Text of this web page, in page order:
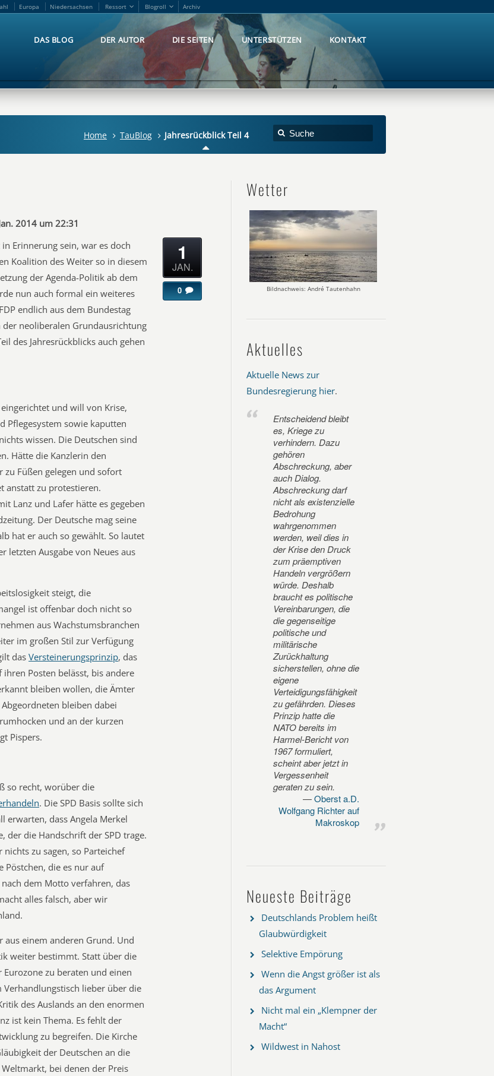
Europa Niedersachsen Ressort Blogroll Archiv
DAS BLOG DER AUTOR DIE SEITEN UNTERSTÜTZEN KONTAKT
Home TauBlog Jahresrückblick Teil 4
2014 um 22:31
Erinnerung sein, war es doch
des Weiter so in diesem
der Agenda-Politik ab dem
nun auch formal ein weiteres
endlich aus dem Bundestag
neoliberalen Grundausrichtung
des Jahresrückblicks auch gehen
und will von Krise,
Pflegesystem sowie kaputten
wissen. Die Deutschen sind
Hätte die Kanzlerin den
zu Füßen gelegen und sofort
anstatt zu protestieren.
Lanz und Lafer hätte es gegeben
Der Deutsche mag seine
hat er auch so gewählt. So lautet
letzten Ausgabe von Neues aus
steigt, die
ist offenbar doch nicht so
aus Wachstumsbranchen
im großen Stil zur Verfügung
dasVersteinerungsprinzip, das
Posten belässt, bis andere
bleiben wollen, die Ämter
bleiben dabei
und an der kurzen
Pispers.
so recht, worüber die
. Die SPD Basis sollte sich
erwarten, dass Angela Merkel
der die Handschrift der SPD trage.
nichts zu sagen, so Parteichef
Pöstchen, die es nur auf
dem Motto verfahren, das
alles falsch, aber wir
aus einem anderen Grund. Und
weiter bestimmt. Statt über die
zu beraten und einen
lieber über die
des Auslands an den enormen
ist kein Thema. Es fehlt der
zu begreifen. Die Kirche
der Deutschen an die
bei denen der Preis
1
JAN.
0
Wetter
Bildnachweis: André Tautenhahn
Aktuelles
Aktuelle News zur
Bundesregierung hier.
Entscheidend bleibt
es, Kriege zu
verhindern. Dazu
gehören
Abschreckung, aber
auch Dialog.
Abschreckung darf
nicht als existenzielle
Bedrohung
wahrgenommen
werden, weil dies in
der Krise den Druck
zum präemptiven
Handeln vergrößern
würde. Deshalb
braucht es politische
Vereinbarungen, die
die gegenseitige
politische und
militärische
Zurückhaltung
sicherstellen, ohne die
eigene
Verteidigungsfähigkeit
zu gefährden. Dieses
Prinzip hatte die
NATO bereits im
Harmel-Bericht von
1967 formuliert,
scheint aber jetzt in
Vergessenheit
geraten zu sein.
Oberst a.D.
Wolfgang Richter auf
Makroskop
Neueste Beiträge
Deutschlands Problem heißt
Glaubwürdigkeit
Selektive Empörung
Wenn die Angst größer ist als
das Argument
Nicht mal ein „Klempner der
Macht“
Wildwest in Nahost
Europa Niedersachsen Ressort Blogroll Archiv
DAS BLOG DER AUTOR DIE SEITEN UNTERSTÜTZEN KONTAKT